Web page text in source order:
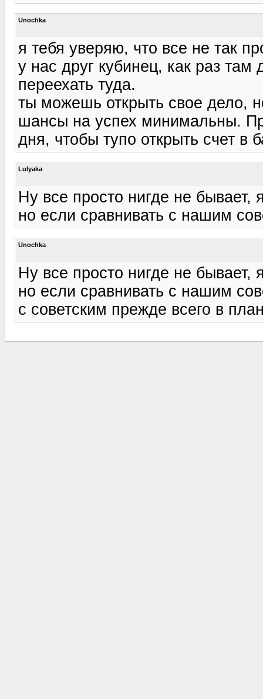
Unochka
я тебя уверяю, что все не так
у нас друг кубинец, как раз там
переехать туда.
ты можешь открыть свое дело,
шансы на успех минимальны.
дня, чтобы тупо открыть счет в
Lulyaka
Ну все просто нигде не
но если сравнивать с нашим
Unochka
Ну все просто нигде не
но если сравнивать с нашим
с советским прежде всего в